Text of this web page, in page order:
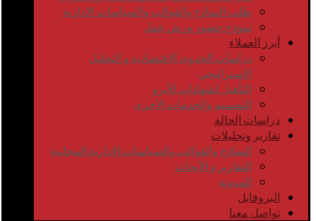
طلب النماذج والقوالب والسياسات الإدارية
نموذج حضور ورش عمل
أبرز العملاء
دراسات الجدوى الاقتصادية و التحليل
الاستراتيجي
التأهيل لشهادات الأيزو
التصميم والخدمات الأخرى
دراسات الحالة
تقارير وتحليلات
النماذج والقوالب والسياسات الإدارية المجانية
التقارير و الأبحاث
المدونة
البروفايل
تواصل معنا